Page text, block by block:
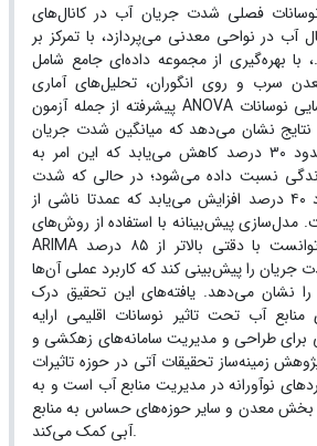
فصلی شدت جریان آب در کانال‌های
آب در نواحی معدنی می‌پردازد، با تمرکز بر
با بهره‌گیری از مجموعه داده‌ای جامع شامل
سرب و روی انگوران، تحلیل‌های آماری
پیشرفته از جمله آزمون ANOVA و تحلیل روند برای شناسایی نوسانات
نتایج نشان می‌دهد که میانگین شدت جریان
آب در فصل تابستان حدود ۳۰ درصد کاهش می‌یابد که این امر به
نسبت داده می‌شود؛ در حالی که شدت
جریان زمستانی تا حدود ۴۰ درصد افزایش می‌یابد که عمدتا ناشی از
پیش‌بینانه با استفاده از روش‌های
ARIMA و رگرسیون چندمتغیره توانست با دقتی بالاتر از ۸۵ درصد
جریان را پیش‌بینی کند که کاربرد عملی آن‌ها
را نشان می‌دهد. یافته‌های این تحقیق درک
منابع آب تحت تاثیر نوسانات اقلیمی ارایه
برای طراحی و مدیریت سامانه‌های زهکشی و
زمینه‌ساز تحقیقات آتی در حوزه تاثیرات
نوآورانه در مدیریت منابع آب است و به
بخش معدن و سایر حوزه‌های حساس به منابع
آبی کمک می‌کند.